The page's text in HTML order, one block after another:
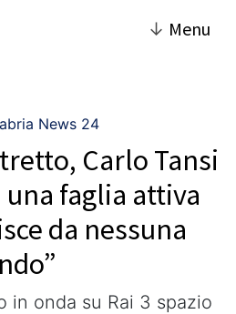
↓ Menu
News 24
Carlo Tansi
una faglia attiva
da nessuna
in onda su Rai 3 spazio